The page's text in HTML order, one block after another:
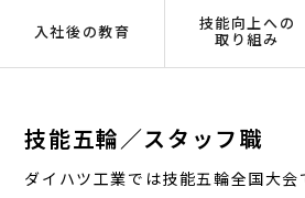
About
ダイハツ企業理念
ダイハツのモノづくり
1日
入社後の教育 技能向上への
取り組み
技能五輪／スタッフ職
ダイハツ工業では技能五輪全国大